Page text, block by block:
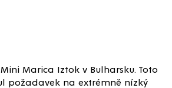
Marica Iztok v Bulharsku. Toto
požadavek na extrémně nízký